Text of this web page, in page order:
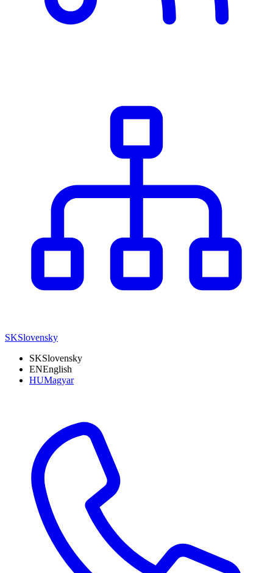
SKSlovensky
SKSlovensky
ENEnglish
HUMagyar